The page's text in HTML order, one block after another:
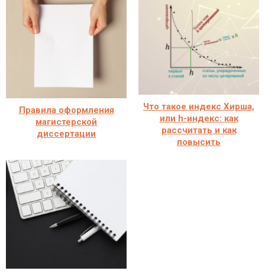
Правила оформления
магистерской
диссертации
Что такое индекс Хирша,
или h-индекс: как
рассчитать и как
повысить